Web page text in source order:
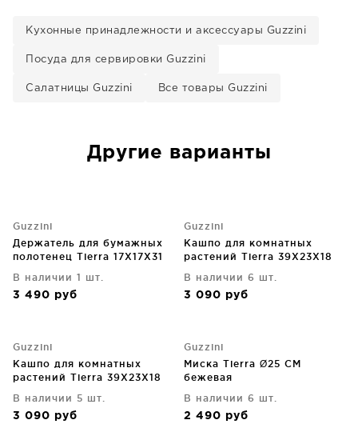
Кухонные принадлежности и аксессуары Guzzini
Посуда для сервировки Guzzini
Салатницы Guzzini Все товары Guzzini
Другие варианты
Guzzini
Держатель для бумажных
полотенец Tierra 17X17X31
В наличии 1 шт.
3 490 руб
Guzzini
Кашпо для комнатных
растений Tierra 39X23X18
В наличии 6 шт.
3 090 руб
Guzzini
Кашпо для комнатных
растений Tierra 39X23X18
В наличии 5 шт.
3 090 руб
Guzzini
Миска Tierra Ø25 CM
бежевая
В наличии 6 шт.
2 490 руб